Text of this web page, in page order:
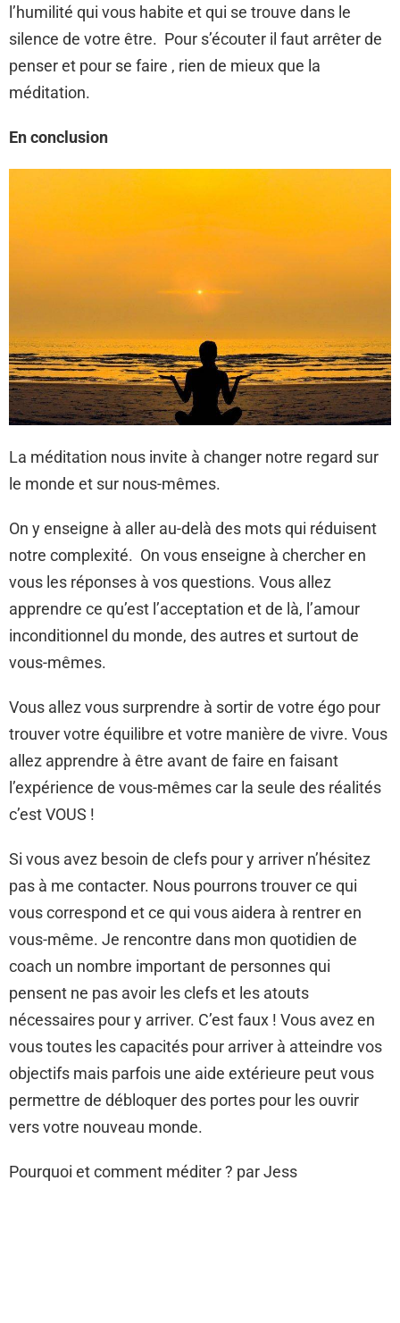
l’humilité qui vous habite et qui se trouve dans le
silence de votre être. Pour s’écouter il faut arrêter de
penser et pour se faire , rien de mieux que la
méditation.
En conclusion
La méditation nous invite à changer notre regard sur
le monde et sur nous-mêmes.
On y enseigne à aller au-delà des mots qui réduisent
notre complexité. On vous enseigne à chercher en
vous les réponses à vos questions. Vous allez
apprendre ce qu’est l’acceptation et de là, l’amour
inconditionnel du monde, des autres et surtout de
vous-mêmes.
Vous allez vous surprendre à sortir de votre égo pour
trouver votre équilibre et votre manière de vivre. Vous
allez apprendre à être avant de faire en faisant
l’expérience de vous-mêmes car la seule des réalités
c’est VOUS !
Si vous avez besoin de clefs pour y arriver n’hésitez
pas à me contacter. Nous pourrons trouver ce qui
vous correspond et ce qui vous aidera à rentrer en
vous-même. Je rencontre dans mon quotidien de
coach un nombre important de personnes qui
pensent ne pas avoir les clefs et les atouts
nécessaires pour y arriver. C’est faux ! Vous avez en
vous toutes les capacités pour arriver à atteindre vos
objectifs mais parfois une aide extérieure peut vous
permettre de débloquer des portes pour les ouvrir
vers votre nouveau monde.
Pourquoi et comment méditer ? par Jess